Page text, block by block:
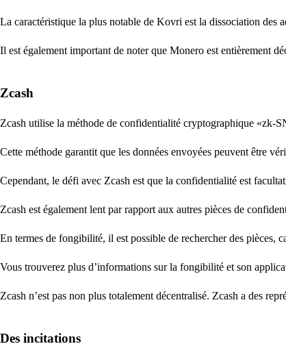
La caractéristique la plus notable de Kovri est la dissociation des
Il est également important de noter que Monero est entièrement
Zcash
Zcash utilise la méthode de confidentialité cryptographique «zk-
Cette méthode garantit que les données envoyées peuvent être
Cependant, le défi avec Zcash est que la confidentialité est
Zcash est également lent par rapport aux autres pièces de
En termes de fongibilité, il est possible de rechercher des pièces,
Vous trouverez plus d’informations sur la fongibilité et son
Zcash n’est pas non plus totalement décentralisé. Zcash a des
Des incitations